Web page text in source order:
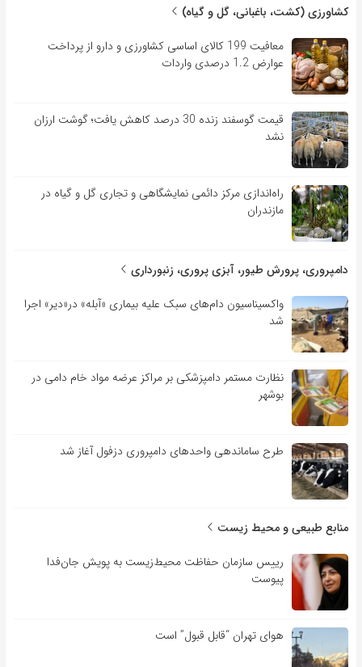
کشاورزی (کشت، باغبانی، گل و گیاه)
معافیت 199 کالای اساسی کشاورزی و دارو از پرداخت
عوارض 1.2 درصدی واردات
قیمت گوسفند زنده 30 درصد کاهش یافت؛ گوشت ارزان
نشد
راه‌اندازی مرکز دائمی نمایشگاهی و تجاری گل و گیاه در
مازندران
دامپروری، پرورش طیور، آبزی پروری، زنبورداری
واکسیناسیون دام‌های سبک علیه بیماری «آبله» در«دیر» اجرا
شد
نظارت مستمر دامپزشکی بر مراکز عرضه مواد خام دامی در
بوشهر
طرح ساماندهی واحدهای دامپروری دزفول آغاز شد
منابع طبیعی و محیط زیست
رییس سازمان حفاظت محیط‌زیست به پویش جان‌فدا
پیوست
هوای تهران “قابل قبول” است